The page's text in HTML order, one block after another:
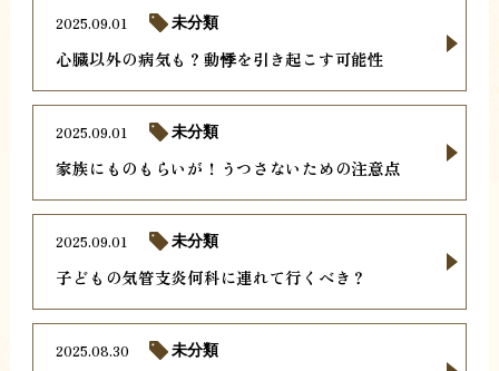
心臓以外の病気も？動悸を引き起こす可能性
2025.09.01 未分類
家族にものもらいが！うつさないための注意点
2025.09.01 未分類
子どもの気管支炎何科に連れて行くべき？
2025.09.01 未分類
2025.08.30 未分類